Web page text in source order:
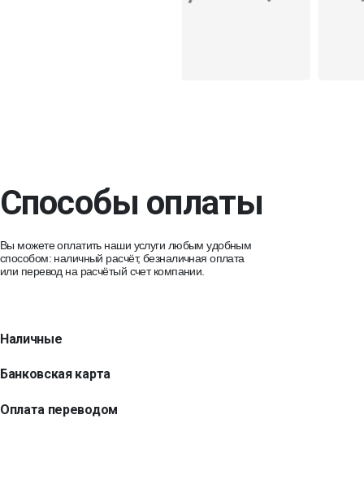
Способы оплаты
Вы можете оплатить наши услуги любым удобным
способом: наличный расчёт, безналичная оплата
или перевод на расчётый счет компании.
Наличные
Банковская карта
Оплата переводом